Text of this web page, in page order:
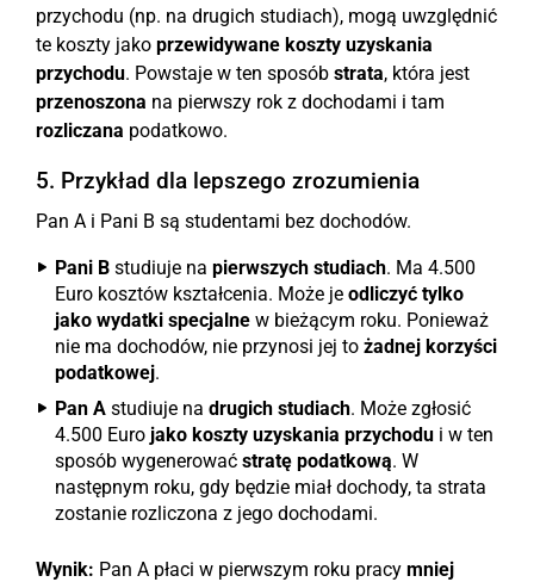
przychodu (np. na drugich studiach), mogą uwzględnić
te koszty jako przewidywane koszty uzyskania
przychodu. Powstaje w ten sposób strata, która jest
przenoszona na pierwszy rok z dochodami i tam
rozliczana podatkowo.
5. Przykład dla lepszego zrozumienia
Pan A i Pani B są studentami bez dochodów.
Pani B studiuje na pierwszych studiach. Ma 4.500
Euro kosztów kształcenia. Może je odliczyć tylko
jako wydatki specjalne w bieżącym roku. Ponieważ
nie ma dochodów, nie przynosi jej to żadnej korzyści
podatkowej.
Pan A studiuje na drugich studiach. Może zgłosić
4.500 Euro jako koszty uzyskania przychodu i w ten
sposób wygenerować stratę podatkową. W
następnym roku, gdy będzie miał dochody, ta strata
zostanie rozliczona z jego dochodami.
Wynik: Pan A płaci w pierwszym roku pracy mniej